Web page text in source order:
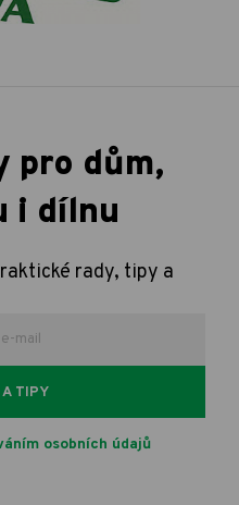
pro dům,
i dílnu
rady, tipy a
A TIPY
osobních údajů